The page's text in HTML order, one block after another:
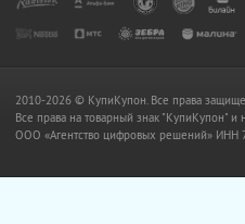
2010-2026 © КупиКупон. Все права
Все права на товарный знак "КупиКупон"
OOO «Агентство цифровых решений»